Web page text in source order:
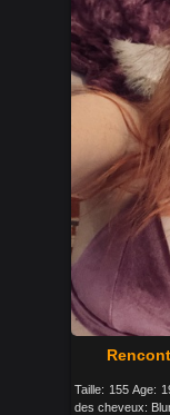
Taille: 155 Age:
des cheveux: